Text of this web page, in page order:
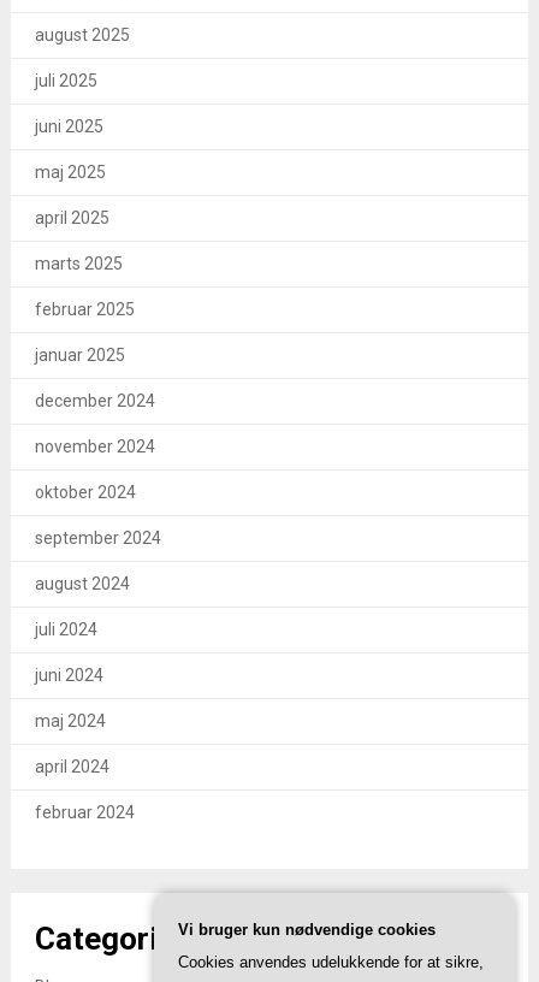
august 2025
juli 2025
juni 2025
maj 2025
april 2025
marts 2025
februar 2025
januar 2025
december 2024
november 2024
oktober 2024
september 2024
august 2024
juli 2024
juni 2024
maj 2024
april 2024
februar 2024
CategoriesVi bruger kun nødvendige cookies
Cookies anvendes udelukkende for at sikre,